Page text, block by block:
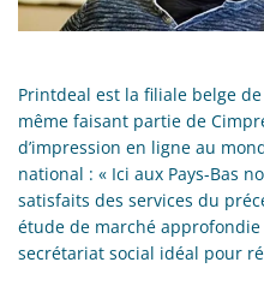
Printdeal est la filiale belge
même faisant partie de
d’impression en ligne au
national : « Ici aux Pays-Bas
satisfaits des services du
étude de marché
secrétariat social idéal pour